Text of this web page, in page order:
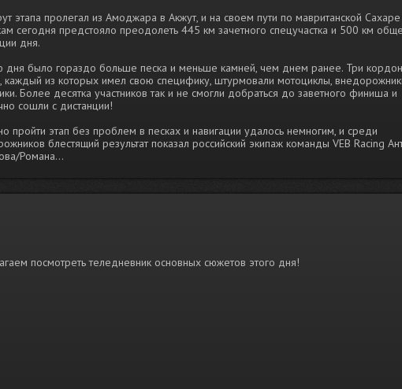
этапа пролегал из Амоджара в Акжут, и на своем пути по мавританской Сахаре
сегодня предстояло преодолеть 445 км зачетного спецучастка и 500 км
дня.
дня было гораздо больше песка и меньше камней, чем днем ранее. Три
каждый из которых имел свою специфику, штурмовали мотоциклы,
Более десятка участников так и не смогли добраться до заветного финиша и
сошли с дистанции!
пройти этап без проблем в песках и навигации удалось немногим, и среди
блестящий результат показал российский экипаж команды VEB Racing
Романа...
посмотреть теледневник основных сюжетов этого дня!